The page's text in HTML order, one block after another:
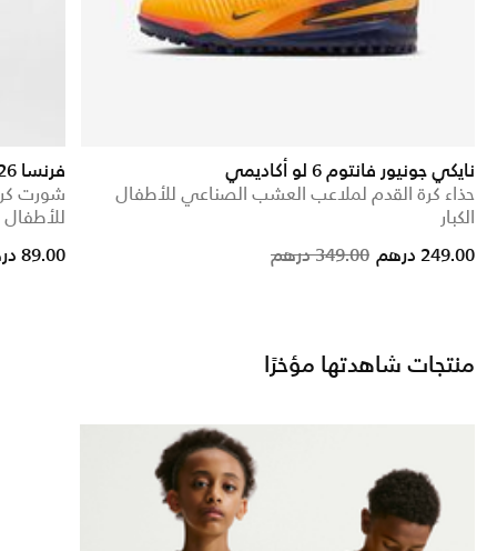
نايكي جونيور فانتوم 6 لو أكاديمي
حذاء كرة القدم لملاعب العشب الصناعي للأطفال
الكبار
Price reduced from
349.00 درهم 249.00 درهم
فرنسا 2025/26 ستيديوم الاحتياطي
شورت
للأطفال
89.00 درهم
منتجات شاهدتها مؤخرًا